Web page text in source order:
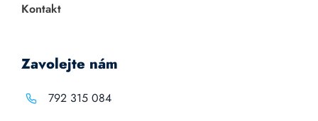
Kontakt
Zavolejte nám
792 315 084